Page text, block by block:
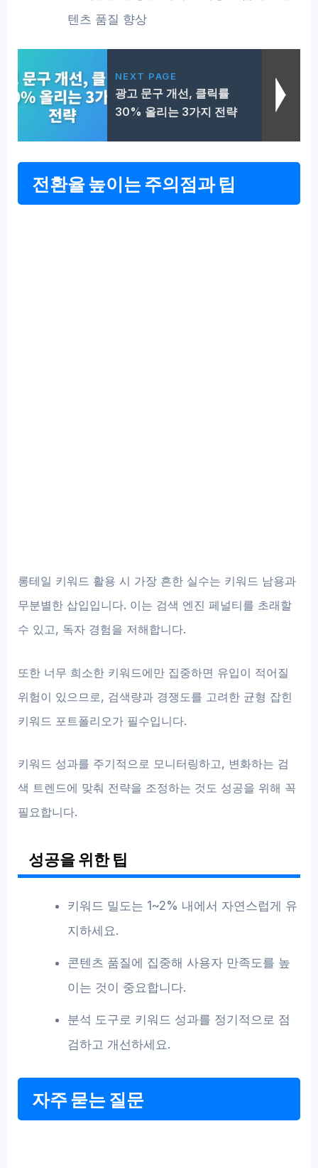
텐츠 품질 향상
NEXT PAGE
광고 문구 개선, 클릭률
30% 올리는 3가지 전략
전환율 높이는 주의점과 팁
롱테일 키워드 활용 시 가장 흔한 실수는 키워드 남용과
무분별한 삽입입니다. 이는 검색 엔진 페널티를 초래할
수 있고, 독자 경험을 저해합니다.
또한 너무 희소한 키워드에만 집중하면 유입이 적어질
위험이 있으므로, 검색량과 경쟁도를 고려한 균형 잡힌
키워드 포트폴리오가 필수입니다.
키워드 성과를 주기적으로 모니터링하고, 변화하는 검
색 트렌드에 맞춰 전략을 조정하는 것도 성공을 위해 꼭
필요합니다.
성공을 위한 팁
키워드 밀도는 1~2% 내에서 자연스럽게 유
지하세요.
콘텐츠 품질에 집중해 사용자 만족도를 높
이는 것이 중요합니다.
분석 도구로 키워드 성과를 정기적으로 점
검하고 개선하세요.
자주 묻는 질문